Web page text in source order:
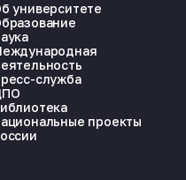
университете
служба
проекты